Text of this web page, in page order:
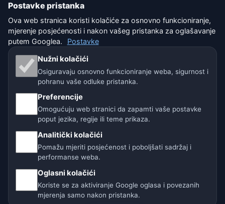
Vremenski widget
PRAVNO
Zaštita privatnosti
Kolačići
Uvjeti korištenja
Isključenje odgovornosti
Pomažemo životinjama
Postavke pristanka
Ova web stranica koristi kolačiće za osnovno funkcioniranje,
mjerenje posjećenosti i nakon vašeg pristanka za oglašavanje
putem Googlea.
Postavke
Nužni kolačići
Osiguravaju osnovno funkcioniranje weba, sigurnost i
pohranu vaše odluke pristanka.
Preferencije
Omogućuju web stranici da zapamti vaše postavke
poput jezika, regije ili teme prikaza.
Analitički kolačići
Pomažu mjeriti posjećenost i poboljšati sadržaj i
performanse weba.
Oglasni kolačići
Koriste se za aktiviranje Google oglasa i povezanih
mjerenja samo nakon pristanka.